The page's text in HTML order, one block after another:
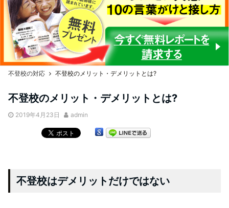
不登校の対応 不登校のメリット・デメリットとは?
不登校のメリット・デメリットとは?
2019年4月23日 admin
不登校はデメリットだけではない